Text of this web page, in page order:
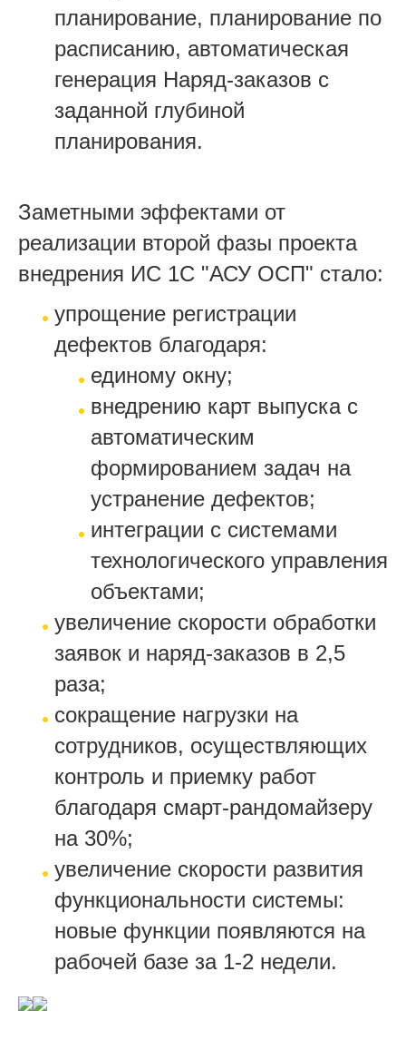
планирование, планирование по
расписанию, автоматическая
генерация Наряд-заказов с
заданной глубиной
планирования.
Заметными эффектами от
реализации второй фазы проекта
внедрения ИС 1C "АСУ ОСП" стало:
упрощение регистрации
дефектов благодаря:
единому окну;
внедрению карт выпуска с
автоматическим
формированием задач на
устранение дефектов;
интеграции с системами
технологического управления
объектами;
увеличение скорости обработки
заявок и наряд-заказов в 2,5
раза;
сокращение нагрузки на
сотрудников, осуществляющих
контроль и приемку работ
благодаря смарт-рандомайзеру
на 30%;
увеличение скорости развития
функциональности системы:
новые функции появляются на
рабочей базе за 1-2 недели.